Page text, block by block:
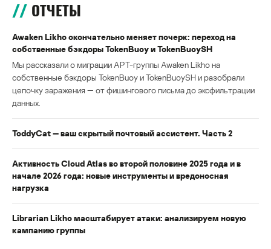
ОТЧЕТЫ
Awaken Likho окончательно меняет почерк: переход на
собственные бэкдоры TokenBuoy и TokenBuoySH
Мы рассказали о миграции APT-группы Awaken Likho на
собственные бэкдоры TokenBuoy и TokenBuoySH и разобрали
цепочку заражения — от фишингового письма до эксфильтрации
данных.
ToddyCat — ваш скрытый почтовый ассистент. Часть 2
Активность Cloud Atlas во второй половине 2025 года и в
начале 2026 года: новые инструменты и вредоносная
нагрузка
Librarian Likho масштабирует атаки: анализируем новую
кампанию группы